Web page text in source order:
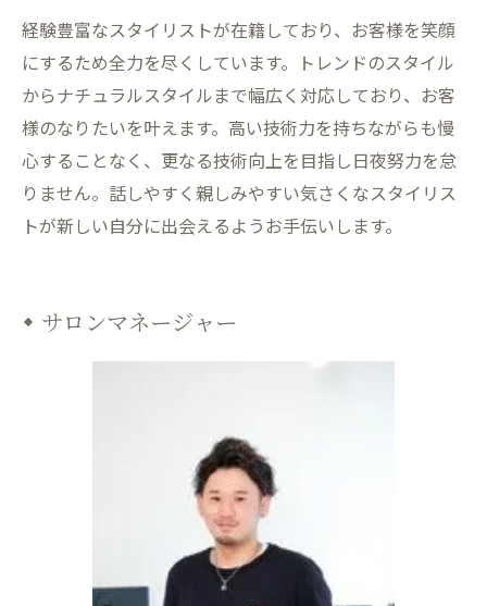
経験豊富なスタイリストが在籍しており、お客様を笑顔
にするため全力を尽くしています。トレンドのスタイル
からナチュラルスタイルまで幅広く対応しており、お客
様のなりたいを叶えます。高い技術力を持ちながらも慢
心することなく、更なる技術向上を目指し日夜努力を怠
りません。話しやすく親しみやすい気さくなスタイリス
トが新しい自分に出会えるようお手伝いします。
サロンマネージャー